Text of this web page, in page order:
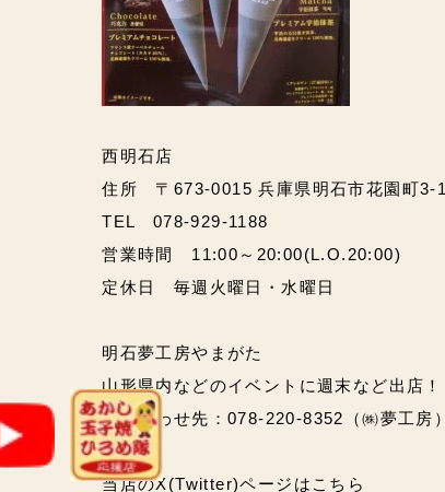
西明石店
住所 〒673-0015 兵庫県明石市花園町3-
TEL 078-929-1188
営業時間 11:00～20:00(L.O.20:00)
定休日 毎週火曜日・水曜日
明石夢工房やまがた
山形県内などのイベントに週末など出店！
問い合わせ先：078-220-8352（㈱夢工房）
当店のX(Twitter)ページはこちら